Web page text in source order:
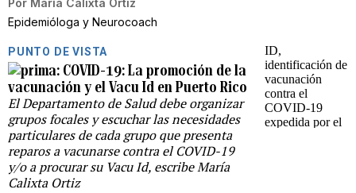
Por María Calixta Ortiz
Epidemióloga y Neurocoach
PUNTO DE VISTA
COVID-19: La promoción de la
vacunación y el Vacu Id en Puerto Rico
El Departamento de Salud debe organizar
grupos focales y escuchar las necesidades
particulares de cada grupo que presenta
reparos a vacunarse contra el COVID-19
y/o a procurar su Vacu Id, escribe María
Calixta Ortiz